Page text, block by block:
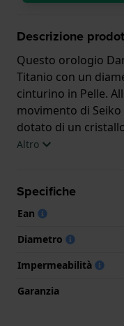
Descrizione
Questo orologio
Titanio con un
cinturino in Pelle.
movimento di
dotato di un
è fornito con 2 Anni
Altro
Specifiche
Ean
Diametro
Impermeabilità
Garanzia